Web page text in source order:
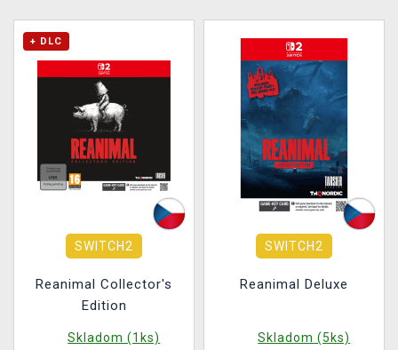
+ DLC
SWITCH2
Reanimal Collector's
Edition
Skladom (1ks)
SWITCH2
Reanimal Deluxe
Skladom (5ks)